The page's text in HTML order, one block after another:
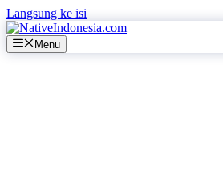
Langsung ke isi
Menu